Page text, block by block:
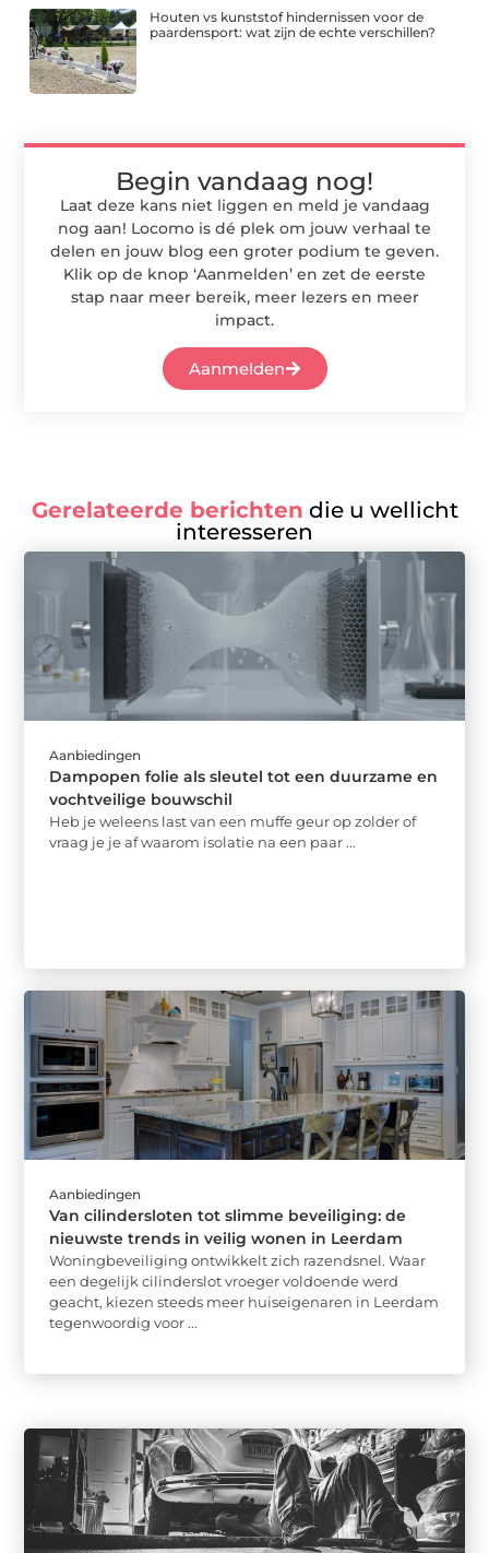
Houten vs kunststof hindernissen voor de
paardensport: wat zijn de echte verschillen?
Begin vandaag nog!
Laat deze kans niet liggen en meld je vandaag
nog aan! Locomo is dé plek om jouw verhaal te
delen en jouw blog een groter podium te geven.
Klik op de knop ‘Aanmelden’ en zet de eerste
stap naar meer bereik, meer lezers en meer
impact.
Aanmelden
Gerelateerde berichten die u wellicht
interesseren
Aanbiedingen
Dampopen folie als sleutel tot een duurzame en
vochtveilige bouwschil
Heb je weleens last van een muffe geur op zolder of
vraag je je af waarom isolatie na een paar ...
Aanbiedingen
Van cilindersloten tot slimme beveiliging: de
nieuwste trends in veilig wonen in Leerdam
Woningbeveiliging ontwikkelt zich razendsnel. Waar
een degelijk cilinderslot vroeger voldoende werd
geacht, kiezen steeds meer huiseigenaren in Leerdam
tegenwoordig voor ...